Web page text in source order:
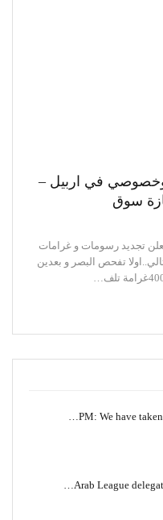
في اربيل –
سوق
تجديد رسومات و غرامات
تفحص البصر و بعدين
PM: We have taken
Arab League